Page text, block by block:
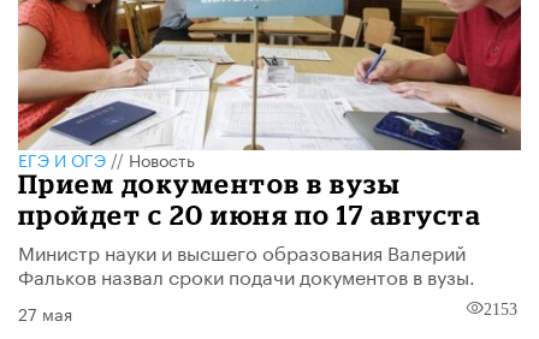
ЕГЭ И ОГЭ// Новость
Прием документов в вузы
пройдет с 20 июня по 17 августа
Министр науки и высшего образования Валерий
Фальков назвал сроки подачи документов в вузы.
27 мая 2153